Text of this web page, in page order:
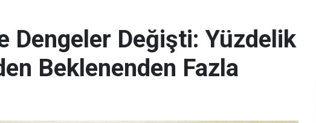
Dengeler Değişti: Yüzdelik
Beklenenden Fazla